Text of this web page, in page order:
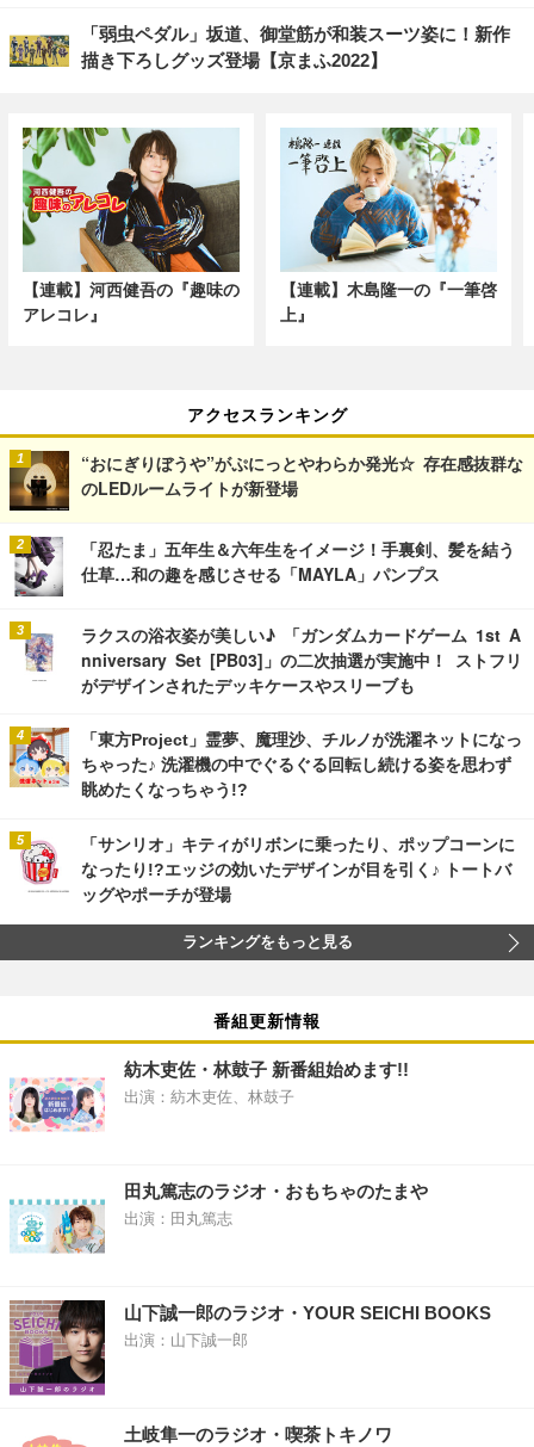
「弱虫ペダル」坂道、御堂筋が和装スーツ姿に！新作
描き下ろしグッズ登場【京まふ2022】
【連載】河西健吾の『趣味の
アレコレ』
【連載】木島隆一の『一筆啓
上』
アクセスランキング
“おにぎりぼうや”がぷにっとやわらか発光☆ 存在感抜群な
のLEDルームライトが新登場
「忍たま」五年生＆六年生をイメージ！手裏剣、髪を結う
仕草…和の趣を感じさせる「MAYLA」パンプス
ラクスの浴衣姿が美しい♪ 「ガンダムカードゲーム 1st A
nniversary Set [PB03]」の二次抽選が実施中！ ストフリ
がデザインされたデッキケースやスリーブも
「東方Project」霊夢、魔理沙、チルノが洗濯ネットになっ
ちゃった♪ 洗濯機の中でぐるぐる回転し続ける姿を思わず
眺めたくなっちゃう!?
「サンリオ」キティがリボンに乗ったり、ポップコーンに
なったり!?エッジの効いたデザインが目を引く♪ トートバ
ッグやポーチが登場
ランキングをもっと見る
番組更新情報
紡木吏佐・林鼓子 新番組始めます!!
出演：紡木吏佐、林鼓子
田丸篤志のラジオ・おもちゃのたまや
出演：田丸篤志
山下誠一郎のラジオ・YOUR SEICHI BOOKS
出演：山下誠一郎
土岐隼一のラジオ・喫茶トキノワ